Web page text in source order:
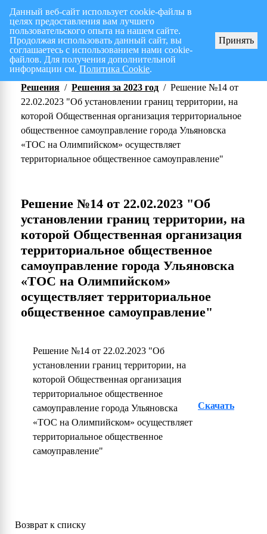
Перспективный план работ на I полугодие 2026 г.
Решения / Решения за 2023 год / Решение №14 от
22.02.2023 "Об установлении границ территории, на
которой Общественная организация территориальное
общественное самоуправление города Ульяновска
«ТОС на Олимпийском» осуществляет
территориальное общественное самоуправление"
Решение №14 от 22.02.2023 "Об
установлении границ территории, на
которой Общественная организация
территориальное общественное
самоуправление города Ульяновска
«ТОС на Олимпийском»
осуществляет территориальное
общественное самоуправление"
Решение №14 от 22.02.2023 "Об
установлении границ территории, на
которой Общественная организация
территориальное общественное
самоуправление города Ульяновска
«ТОС на Олимпийском» осуществляет
территориальное общественное
самоуправление"
Скачать
Возврат к списку
Данный веб-сайт использует cookie-файлы в
целях предоставления вам лучшего
пользовательского опыта на нашем сайте.
Продолжая использовать данный сайт, вы
соглашаетесь с использованием нами cookie-
файлов. Для получения дополнительной
информации см.Политика Cookie.
Принять